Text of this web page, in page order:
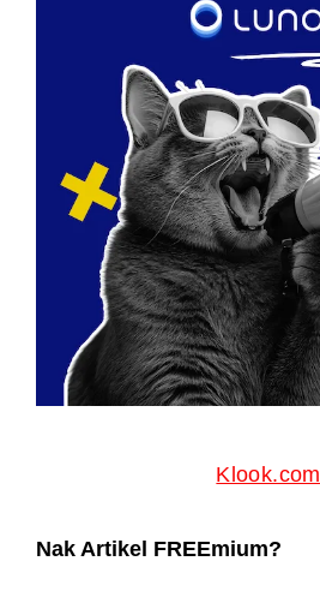
Klook.com
Nak Artikel FREEmium?